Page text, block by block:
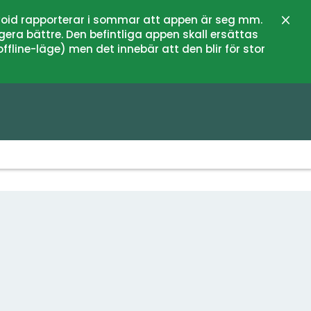
rapporterar i sommar att appen är seg mm.
bättre. Den befintliga appen skall ersättas
läge) men det innebär att den blir för stor